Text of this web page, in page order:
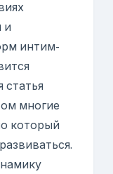
и
интим-
многие
который